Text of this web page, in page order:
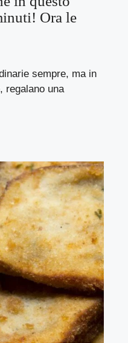
Ora le
sempre, ma in
regalano una